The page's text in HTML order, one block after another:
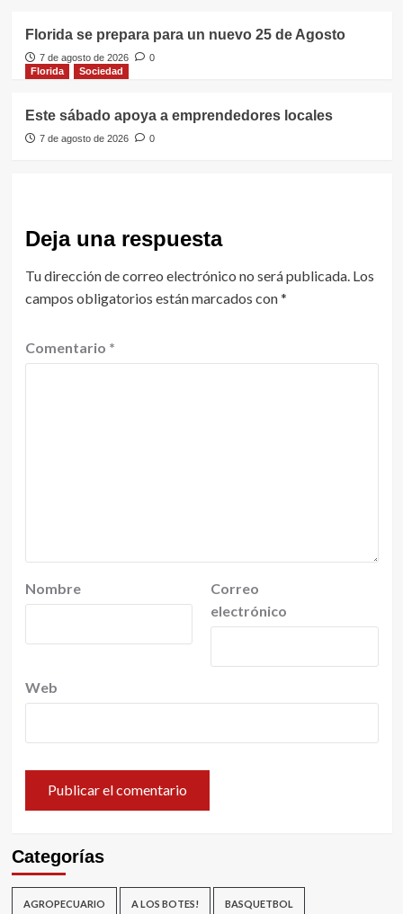
Florida se prepara para un nuevo 25 de Agosto
7 de agosto de 2026
0
Florida
Sociedad
Este sábado apoya a emprendedores locales
7 de agosto de 2026 0
Deja una respuesta
Tu dirección de correo electrónico no será publicada. Los
campos obligatorios están marcados con*
Comentario *
Nombre
Correo
electrónico
Web
Categorías
AGROPECUARIO A LOS BOTES! BASQUETBOL